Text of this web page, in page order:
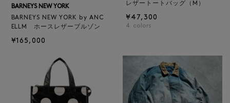
BARNEYS NEW YORK
BARNEYS NEW YORK by ANC
ELLM ホースレザーブルゾン
¥165,000
レザートートバッグ（M）
¥47,300
4 colors